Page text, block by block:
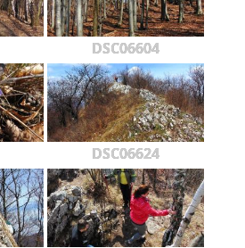
DSC06604
DSC06624